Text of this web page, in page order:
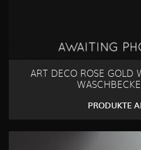
ART DECO ROSE GOLD
PRODUKTE